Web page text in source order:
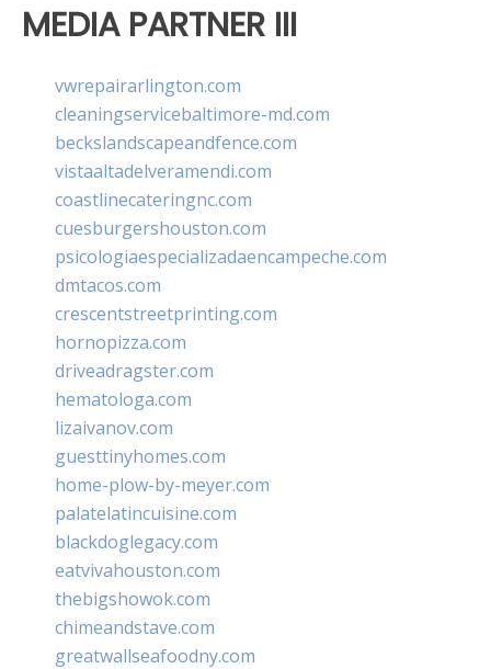
MEDIA PARTNER III
vwrepairarlington.com
cleaningservicebaltimore-md.com
beckslandscapeandfence.com
vistaaltadelveramendi.com
coastlinecateringnc.com
cuesburgershouston.com
psicologiaespecializadaencampeche.com
dmtacos.com
crescentstreetprinting.com
hornopizza.com
driveadragster.com
hematologa.com
lizaivanov.com
guesttinyhomes.com
home-plow-by-meyer.com
palatelatincuisine.com
blackdoglegacy.com
eatvivahouston.com
thebigshowok.com
chimeandstave.com
greatwallseafoodny.com